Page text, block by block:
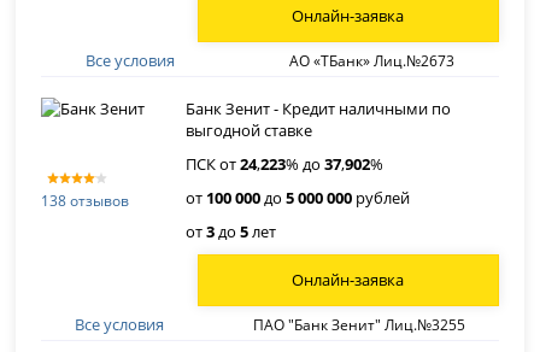
Все условия АО «ТБанк» Лиц.№2673
Онлайн-заявка
138 отзывов
Банк Зенит - Кредит наличными по
выгодной ставке
ПСК от24,223% до37,902%
от 100 000до5 000 000 рублей
от3до5лет
Все условия ПАО "Банк Зенит" Лиц.№3255
Онлайн-заявка